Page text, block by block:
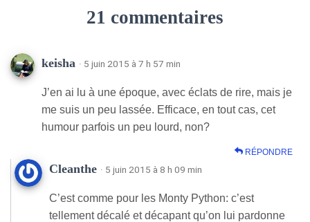
21 commentaires
keisha · 5 juin 2015 à 7 h 57 min
J’en ai lu à une époque, avec éclats de rire, mais je
me suis un peu lassée. Efficace, en tout cas, cet
humour parfois un peu lourd, non?
RÉPONDRE
Cleanthe · 5 juin 2015 à 8 h 09 min
C’est comme pour les Monty Python: c’est
tellement décalé et décapant qu’on lui pardonne